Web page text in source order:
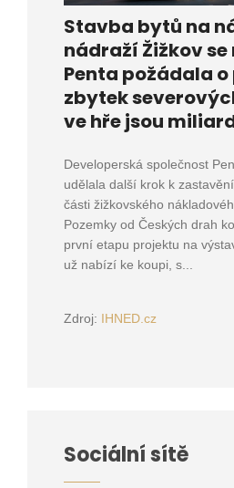
Stavba bytů na
nádraží Žižkov
Penta požádala
zbytek
ve hře jsou
Developerská společnost
udělala další krok k
části žižkovského
Pozemky od Českých drah
první etapu projektu na
už nabízí ke koupi, s...
Zdroj: IHNED.cz
Sociální sítě